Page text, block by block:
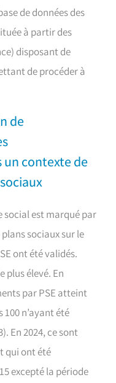
de données des
à partir des
disposant de
de procéder à
de
un contexte de
social est marqué par
sociaux sur le
ont été validés.
plus élevé. En
par PSE atteint
100 n’ayant été
En 2024, ce sont
qui ont été
excepté la période